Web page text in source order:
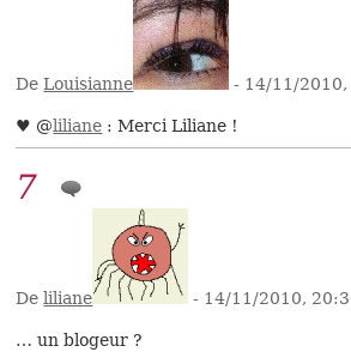
DeLouisianne - 14/11/2010,
♥ @liliane : Merci Liliane !
7
Deliliane - 14/11/2010,
… un blogeur ?